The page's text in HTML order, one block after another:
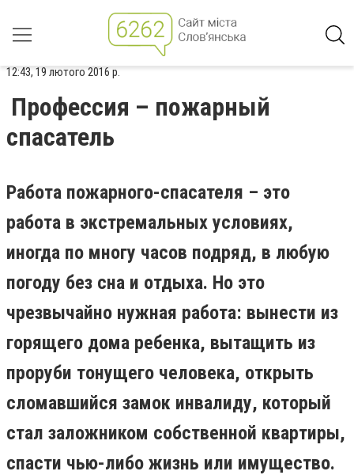
12:43, 19 лютого 2016 р.
Профессия – пожарный
спасатель
Работа пожарного-спасателя – это
работа в экстремальных условиях,
иногда по многу часов подряд, в любую
погоду без сна и отдыха. Но это
чрезвычайно нужная работа: вынести из
горящего дома ребенка, вытащить из
проруби тонущего человека, открыть
сломавшийся замок инвалиду, который
стал заложником собственной квартиры,
спасти чью-либо жизнь или имущество.